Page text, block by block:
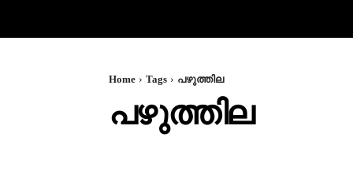
Home Tags പഴുത്തില
പഴുത്തില